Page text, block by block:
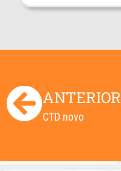
ANTERIOR
CTD novo